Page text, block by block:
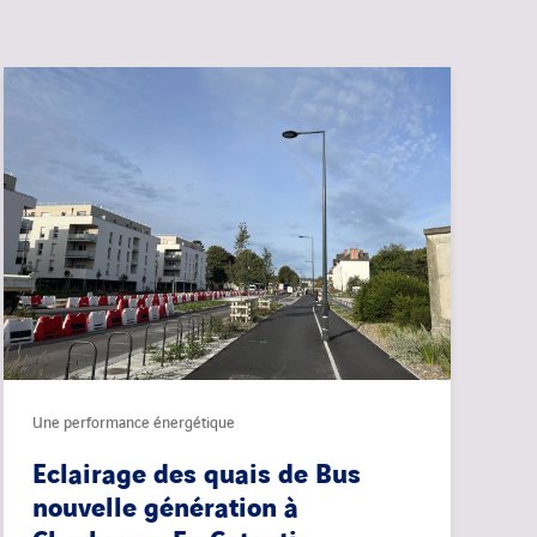
Une performance énergétique
Eclairage des quais de Bus
nouvelle génération à